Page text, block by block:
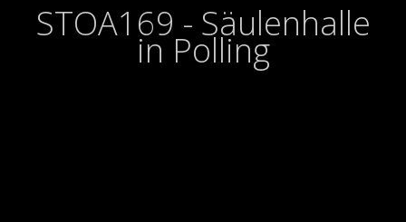
STOA169 - Säulenhalle
in Polling